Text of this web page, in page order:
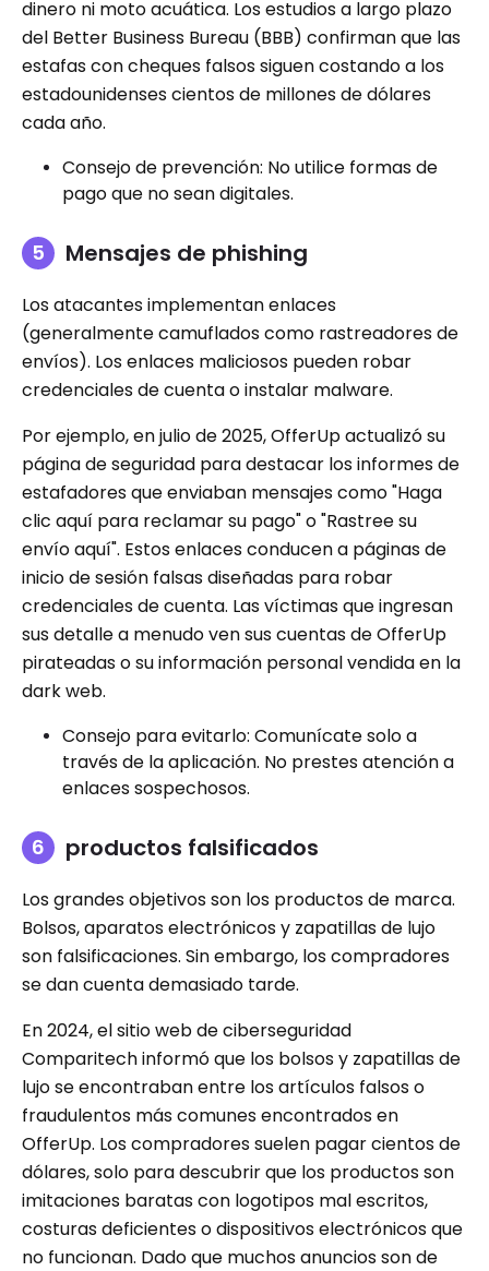
dinero ni moto acuática. Los estudios a largo plazo
del Better Business Bureau (BBB) ​​confirman que las
estafas con cheques falsos siguen costando a los
estadounidenses cientos de millones de dólares
cada año.
Consejo de prevención: No utilice formas de
pago que no sean digitales.
Mensajes de phishing
Los atacantes implementan enlaces
(generalmente camuflados como rastreadores de
envíos). Los enlaces maliciosos pueden robar
credenciales de cuenta o instalar malware.
Por ejemplo, en julio de 2025, OfferUp actualizó su
página de seguridad para destacar los informes de
estafadores que enviaban mensajes como "Haga
clic aquí para reclamar su pago" o "Rastree su
envío aquí". Estos enlaces conducen a páginas de
inicio de sesión falsas diseñadas para robar
credenciales de cuenta. Las víctimas que ingresan
sus detalle a menudo ven sus cuentas de OfferUp
pirateadas o su información personal vendida en la
dark web.
Consejo para evitarlo: Comunícate solo a
través de la aplicación. No prestes atención a
enlaces sospechosos.
productos falsificados
Los grandes objetivos son los productos de marca.
Bolsos, aparatos electrónicos y zapatillas de lujo
son falsificaciones. Sin embargo, los compradores
se dan cuenta demasiado tarde.
En 2024, el sitio web de ciberseguridad
Comparitech informó que los bolsos y zapatillas de
lujo se encontraban entre los artículos falsos o
fraudulentos más comunes encontrados en
OfferUp. Los compradores suelen pagar cientos de
dólares, solo para descubrir que los productos son
imitaciones baratas con logotipos mal escritos,
costuras deficientes o dispositivos electrónicos que
no funcionan. Dado que muchos anuncios son de